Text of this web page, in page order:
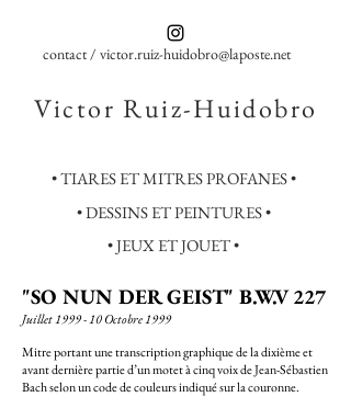
Victor Ruiz-Huidobro
• TIARES ET MITRES PROFANES •
• DESSINS ET PEINTURES •
• JEUX ET JOUET •
contact / victor.ruiz-huidobro@laposte.net
"SO NUN DER GEIST" B.W.V 227
Juillet 1999 - 10 Octobre 1999
Mitre portant une transcription graphique de la dixième et
avant dernière partie d’un motet à cinq voix de Jean-Sébastien
Bach selon un code de couleurs indiqué sur la couronne.